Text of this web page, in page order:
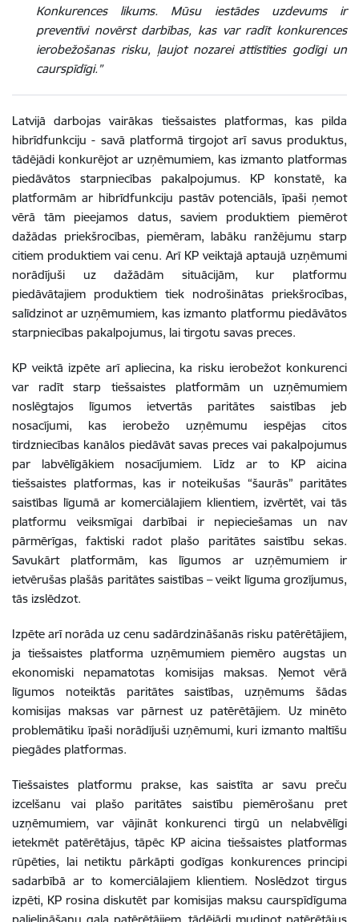
Konkurences likums. Mūsu iestādes uzdevums ir
preventīvi novērst darbības, kas var radīt konkurences
ierobežošanas risku, ļaujot nozarei attīstīties godīgi un
caurspīdīgi.”
Latvijā darbojas vairākas tiešsaistes platformas, kas pilda
hibrīdfunkciju - savā platformā tirgojot arī savus produktus,
tādējādi konkurējot ar uzņēmumiem, kas izmanto platformas
piedāvātos starpniecības pakalpojumus. KP konstatē, ka
platformām ar hibrīdfunkciju pastāv potenciāls, īpaši ņemot
vērā tām pieejamos datus, saviem produktiem piemērot
dažādas priekšrocības, piemēram, labāku ranžējumu starp
citiem produktiem vai cenu. Arī KP veiktajā aptaujā uzņēmumi
norādījuši uz dažādām situācijām, kur platformu
piedāvātajiem produktiem tiek nodrošinātas priekšrocības,
salīdzinot ar uzņēmumiem, kas izmanto platformu piedāvātos
starpniecības pakalpojumus, lai tirgotu savas preces.
KP veiktā izpēte arī apliecina, ka risku ierobežot konkurenci
var radīt starp tiešsaistes platformām un uzņēmumiem
noslēgtajos līgumos ietvertās paritātes saistības jeb
nosacījumi, kas ierobežo uzņēmumu iespējas citos
tirdzniecības kanālos piedāvāt savas preces vai pakalpojumus
par labvēlīgākiem nosacījumiem. Līdz ar to KP aicina
tiešsaistes platformas, kas ir noteikušas “šaurās” paritātes
saistības līgumā ar komerciālajiem klientiem, izvērtēt, vai tās
platformu veiksmīgai darbībai ir nepieciešamas un nav
pārmērīgas, faktiski radot plašo paritātes saistību sekas.
Savukārt platformām, kas līgumos ar uzņēmumiem ir
ietvērušas plašās paritātes saistības – veikt līguma grozījumus,
tās izslēdzot.
Izpēte arī norāda uz cenu sadārdzināšanās risku patērētājiem,
ja tiešsaistes platforma uzņēmumiem piemēro augstas un
ekonomiski nepamatotas komisijas maksas. Ņemot vērā
līgumos noteiktās paritātes saistības, uzņēmums šādas
komisijas maksas var pārnest uz patērētājiem. Uz minēto
problemātiku īpaši norādījuši uzņēmumi, kuri izmanto maltīšu
piegādes platformas.
Tiešsaistes platformu prakse, kas saistīta ar savu preču
izcelšanu vai plašo paritātes saistību piemērošanu pret
uzņēmumiem, var vājināt konkurenci tirgū un nelabvēlīgi
ietekmēt patērētājus, tāpēc KP aicina tiešsaistes platformas
rūpēties, lai netiktu pārkāpti godīgas konkurences principi
sadarbībā ar to komerciālajiem klientiem. Noslēdzot tirgus
izpēti, KP rosina diskutēt par komisijas maksu caurspīdīguma